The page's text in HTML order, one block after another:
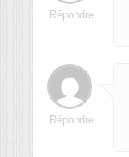
Répondre
Répondre